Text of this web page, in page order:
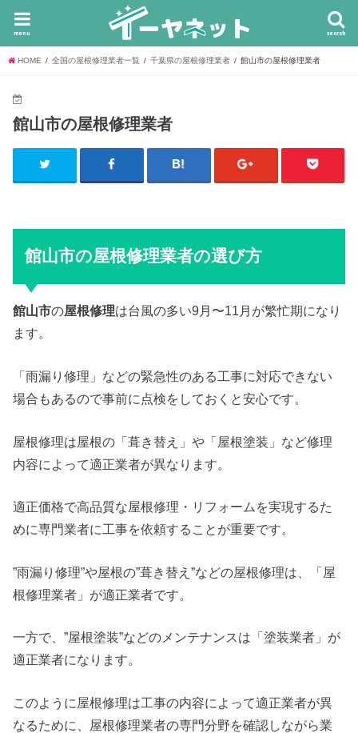
search
menu
HOME 全国の屋根修理業者一覧 千葉県の屋根修理業者 館山市の屋根修理業者
館山市の屋根修理業者
館山市の屋根修理業者の選び方
館山市の屋根修理は台風の多い9月〜11月が繁忙期になり
ます。
「雨漏り修理」などの緊急性のある工事に対応できない
場合もあるので事前に点検をしておくと安心です。
屋根修理は屋根の「葺き替え」や「屋根塗装」など修理
内容によって適正業者が異なります。
適正価格で高品質な屋根修理・リフォームを実現するた
めに専門業者に工事を依頼することが重要です。
”雨漏り修理”や屋根の”葺き替え”などの屋根修理は、「屋
根修理業者」が適正業者です。
一方で、”屋根塗装”などのメンテナンスは「塗装業者」が
適正業者になります。
このように屋根修理は工事の内容によって適正業者が異
なるために、屋根修理業者の専門分野を確認しながら業